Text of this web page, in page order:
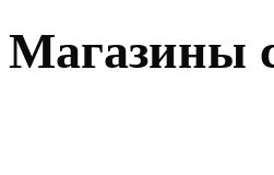
Магазины